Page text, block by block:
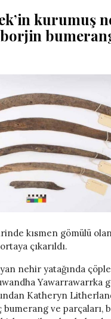
kurumuş
kısmen gömülü
çıkarıldı.
nehir yatağında
Yawarrawarrka
Katheryn
ve parçaları,